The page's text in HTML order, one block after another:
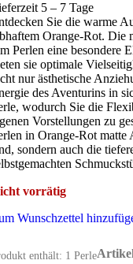
5 – 7 Tage
Sie die warme
Orange-Rot. Die
Perlen eine besondere
sie optimale
nur ästhetische
des Aventurins in
wodurch Sie die
Vorstellungen zu
in Orange-Rot matte
sondern auch die
vorrätig
Wunschzettel
enthält: 1 Perle